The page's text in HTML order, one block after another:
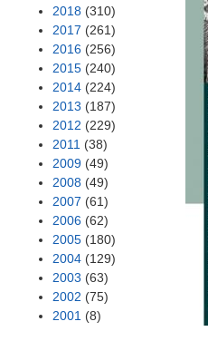
2018 (310)
2017 (261)
2016 (256)
2015 (240)
2014 (224)
2013 (187)
2012 (229)
2011 (38)
2009 (49)
2008 (49)
2007 (61)
2006 (62)
2005 (180)
2004 (129)
2003 (63)
2002 (75)
2001 (8)